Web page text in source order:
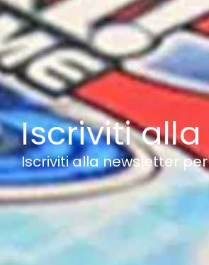
Iscriviti
Iscriviti alla newsletter per